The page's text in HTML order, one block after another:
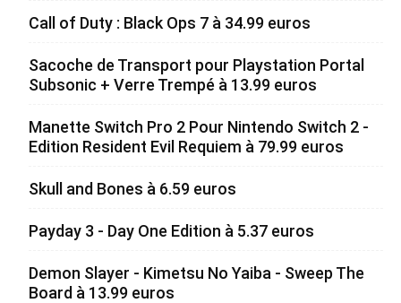
Call of Duty : Black Ops 7 à 34.99 euros
Sacoche de Transport pour Playstation Portal
Subsonic + Verre Trempé à 13.99 euros
Manette Switch Pro 2 Pour Nintendo Switch 2 -
Edition Resident Evil Requiem à 79.99 euros
Skull and Bones à 6.59 euros
Payday 3 - Day One Edition à 5.37 euros
Demon Slayer - Kimetsu No Yaiba - Sweep The
Board à 13.99 euros